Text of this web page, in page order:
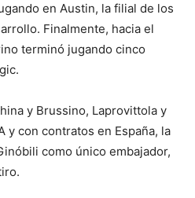
en Austin, la filial de los
Finalmente, hacia el
terminó jugando cinco
y Brussino, Laprovittola y
y con contratos en España, la
como único embajador,